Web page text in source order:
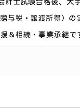
与税・譲渡所得）
＆相続・事業承継で